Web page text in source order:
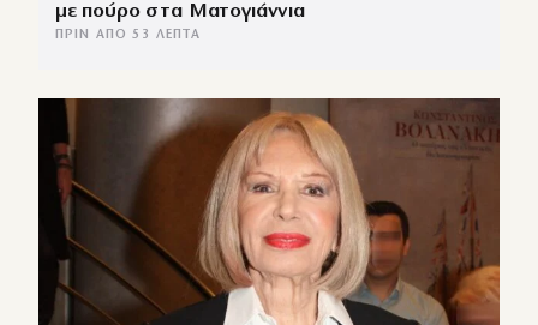
με πούρο στα Ματογιάννια
ΠΡΙΝ ΑΠΌ 53 ΛΕΠΤΆ